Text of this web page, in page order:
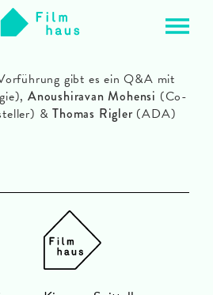
gibt es ein Q&A mit
Anoushiravan Mohensi (Co-
&Thomas Rigler(ADA)